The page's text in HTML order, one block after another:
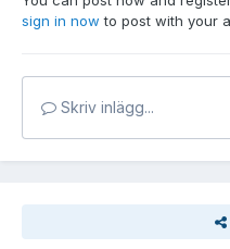
sign in now to post with your
Skriv inlägg...